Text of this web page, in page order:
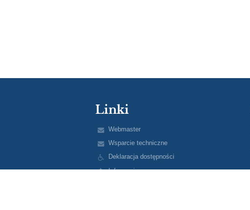
Linki
Webmaster
Wsparcie techniczne
Deklaracja dostępności
Informacje prawne